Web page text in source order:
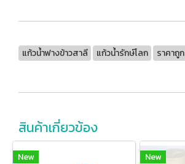
แก้วน้ำฟางข้าวสาลี แก้วน้ำรักษ์โลก ราคาถูก
สินค้าเกี่ยวข้อง
New New